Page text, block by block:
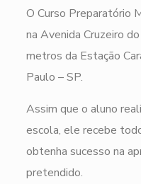
O Curso Preparatório
na Avenida Cruzeiro
metros da Estação
Paulo – SP.
Assim que o aluno
escola, ele recebe
obtenha sucesso na
pretendido.